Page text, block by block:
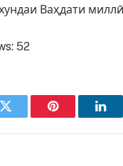
Ваҳдати
52
Twitter Pinterest